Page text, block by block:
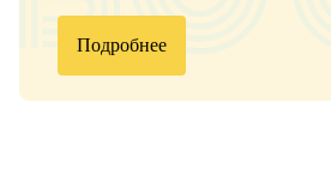
Подробнее